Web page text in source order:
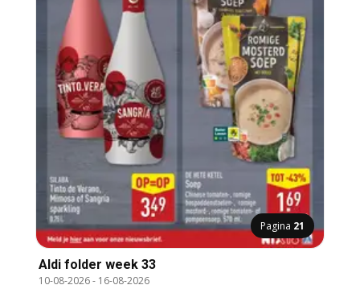
Pagina 21
Aldi folder week 33
10-08-2026- 16-08-2026